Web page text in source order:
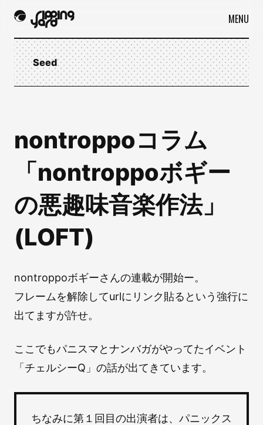
MENU
Seed
nontroppoコラム
「nontroppoボギー
の悪趣味音楽作法」
(LOFT)
nontroppoボギーさんの連載が開始ー。
フレームを解除してurlにリンク貼るという強行に
出てますが許せ。
ここでもパニスマとナンバガがやってたイベント
「チェルシーQ」の話が出てきています。
ちなみに第１回目の出演者は、パニックス